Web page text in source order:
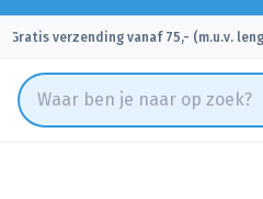
Gratis verzending vanaf 75,- (m.u.v.